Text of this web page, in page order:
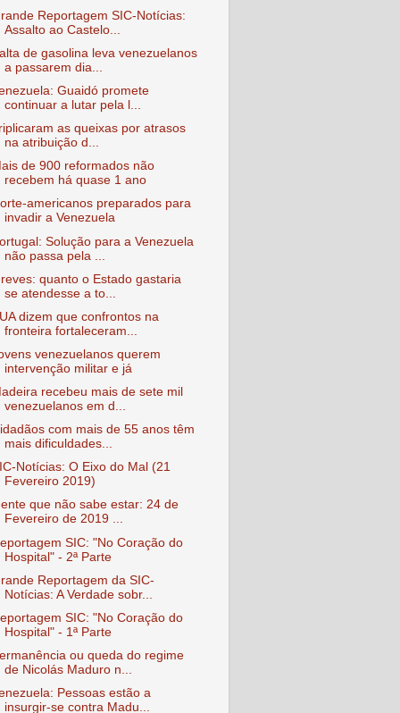
Reportagem SIC-Notícias:
Assalto ao Castelo...
de gasolina leva venezuelanos
a passarem dia...
Guaidó promete
continuar a lutar pela l...
as queixas por atrasos
na atribuição d...
de 900 reformados não
recebem há quase 1 ano
americanos preparados para
invadir a Venezuela
Solução para a Venezuela
não passa pela ...
quanto o Estado gastaria
se atendesse a to...
dizem que confrontos na
fronteira fortaleceram...
venezuelanos querem
intervenção militar e já
recebeu mais de sete mil
venezuelanos em d...
com mais de 55 anos têm
mais dificuldades...
Notícias: O Eixo do Mal (21
Fevereiro 2019)
que não sabe estar: 24 de
Fevereiro de 2019 ...
SIC: "No Coração do
Hospital" - 2ª Parte
Reportagem da SIC-
Notícias: A Verdade sobr...
SIC: "No Coração do
Hospital" - 1ª Parte
ou queda do regime
de Nicolás Maduro n...
Pessoas estão a
insurgir-se contra Madu...